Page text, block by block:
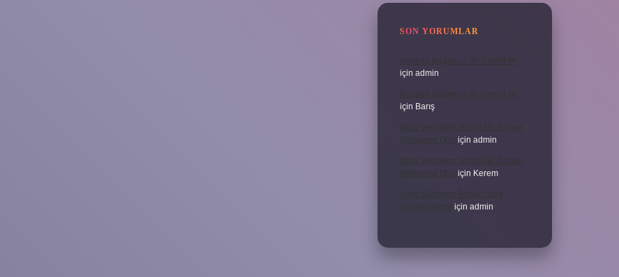
SON YORUMLAR
Kanada Bağımsız Bir Devlet Mi
için admin
Kanada Bağımsız Bir Devlet Mi
için Barış
Ifade Verdikten Sonra Ne Zaman
Mahkeme Olur için admin
Ifade Verdikten Sonra Ne Zaman
Mahkeme Olur için Kerem
Uyku Düzenim Bozuk Nasıl
Düzeltebilirim
için admin